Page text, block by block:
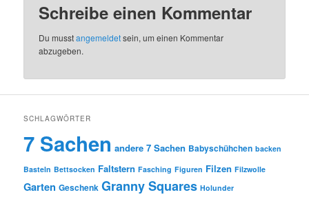
Schreibe einen Kommentar
Du musstangemeldetsein, um einen Kommentar
abzugeben.
SCHLAGWÖRTER
7 Sachen andere 7 Sachen Babyschühchen backen
Basteln Bettsocken Faltstern Fasching Figuren Filzen Filzwolle
Garten Geschenk Granny Squares Holunder